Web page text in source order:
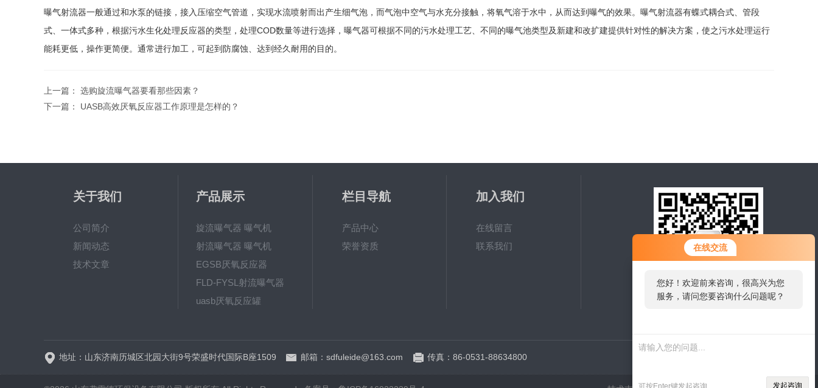
在线交流
您好！欢迎前来咨询，很高兴为您
服务，请问您要咨询什么问题呢？
可按Enter键发起咨询 发起咨询
曝气射流器一般通过和水泵的链接，接入压缩空气管道，实现水流喷射而出产生细气泡，而气泡中空气与水充分接触，将氧气溶于水中，从而达到曝气的效果。曝气射流器有蝶式耦合式、管段
式、一体式多种，根据污水生化处理反应器的类型，处理COD数量等进行选择，曝气器可根据不同的污水处理工艺、不同的曝气池类型及新建和改扩建提供针对性的解决方案，使之污水处理运行
能耗更低，操作更简便。通常进行加工，可起到防腐蚀、达到经久耐用的目的。
上一篇： 选购旋流曝气器要看那些因素？
下一篇： UASB高效厌氧反应器工作原理是怎样的？
关于我们
公司简介
新闻动态
技术文章
产品展示
旋流曝气器 曝气机
射流曝气器 曝气机
EGSB厌氧反应器
FLD-FYSL射流曝气器
uasb厌氧反应罐
栏目导航
产品中心
荣誉资质
加入我们
在线留言
联系我们
地址：山东济南历城区北园大街9号荣盛时代国际B座1509 邮箱：sdfuleide@163.com 传真：86-0531-88634800